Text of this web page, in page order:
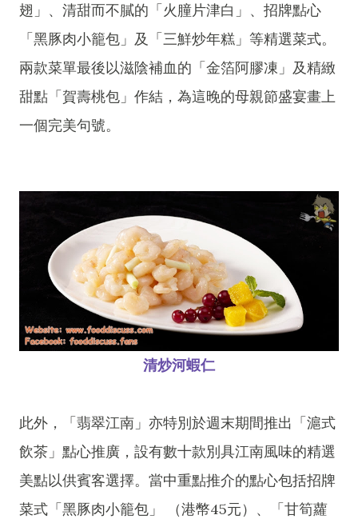
翅」、清甜而不膩的「火朣片津白」、招牌點心
「黑豚肉小籠包」及「三鮮炒年糕」等精選菜式。
兩款菜單最後以滋陰補血的「金箔阿膠凍」及精緻
甜點「賀壽桃包」作結，為這晚的母親節盛宴畫上
一個完美句號。
清炒河蝦仁
此外，「翡翠江南」亦特別於週末期間推出「滬式
飲茶」點心推廣，設有數十款別具江南風味的精選
美點以供賓客選擇。當中重點推介的點心包括招牌
菜式「黑豚肉小籠包」 （港幣45元）、「甘筍蘿